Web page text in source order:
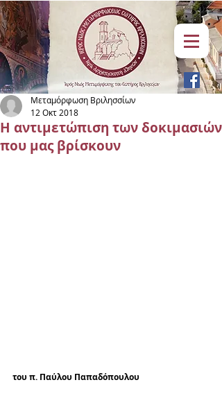
Η αντιμετώπιση των δοκιμασιών
που μας βρίσκουν
Μεταμόρφωση Βριλησσίων
12 Οκτ 2018
του π. Παύλου Παπαδόπουλου